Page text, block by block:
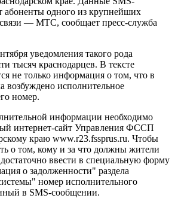
абоненты одного из крупнейших
связи — МТС, сообщает пресс-служба
уведомления такого рода
тысяч краснодарцев. В тексте
не только информация о том, что в
возбуждено исполнительное
номер.
информации необходимо
интернет-сайт Управления ФССП
краю www.r23.fssprus.ru. Чтобы
о том, кому и за что должны жители
ввести в специальную форму
о задолженности" раздела
номер исполнительного
в SMS-сообщении.